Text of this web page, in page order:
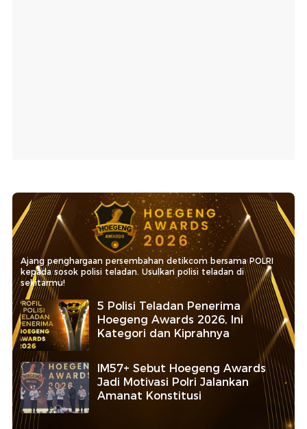
Ajang penghargaan persembahan detikcom bersama POLRI
kepada sosok polisi teladan. Usulkan polisi teladan di
sekitarmu!
5 Polisi Teladan Penerima
Hoegeng Awards 2026, Ini
Kategori dan Kiprahnya
IM57+ Sebut Hoegeng Awards
Jadi Motivasi Polri Jalankan
Amanat Konstitusi